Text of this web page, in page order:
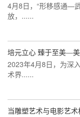
4月8日，“形移感通—
放，......
培元立心 臻于至美—
2023年4月8日，为深
术界......
当雕塑艺术与电影艺术